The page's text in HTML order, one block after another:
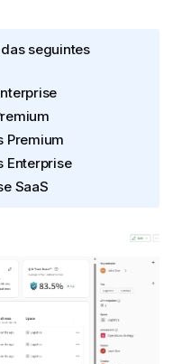
seguintes
Premium
Enterprise
SaaS